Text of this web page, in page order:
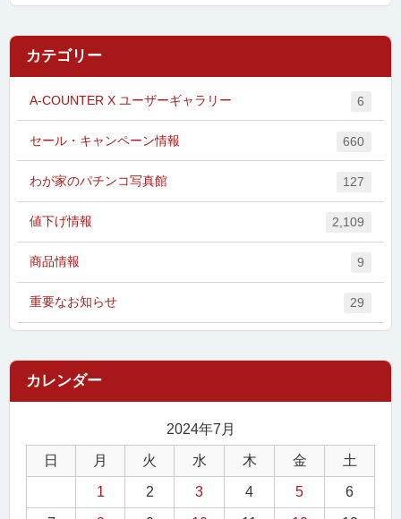
カテゴリー
A-COUNTER X ユーザーギャラリー 6
セール・キャンペーン情報 660
わが家のパチンコ写真館 127
値下げ情報 2,109
商品情報 9
重要なお知らせ 29
2024年7月
日 月 火 水 木 金 土
1 2 3 4 5 6